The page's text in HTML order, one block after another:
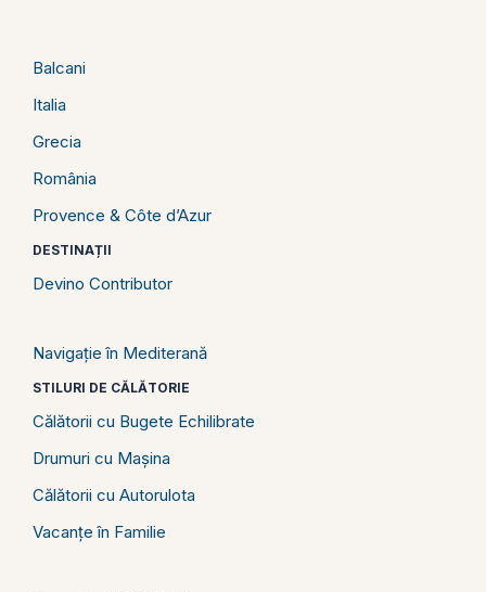
Balcani
Italia
Grecia
România
Provence & Côte d’Azur
DESTINAȚII
Devino Contributor
Navigație în Mediterană
STILURI DE CĂLĂTORIE
Călătorii cu Bugete Echilibrate
Drumuri cu Mașina
Călătorii cu Autorulota
Vacanțe în Familie